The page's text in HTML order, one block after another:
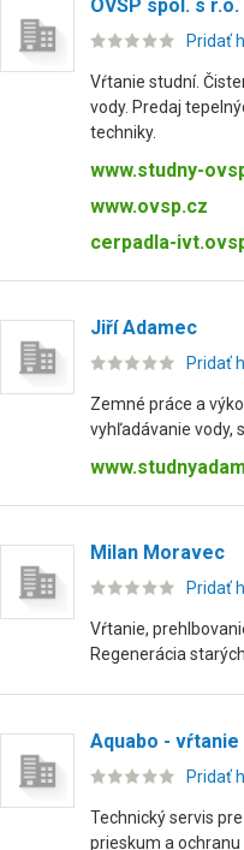
OVSP spol. s r.o.
Pridať
Vŕtanie studní.
vody. Predaj
techniky.
www.studny-
www.ovsp.cz
cerpadla-
Jiří Adamec
Pridať
Zemné práce a
vyhľadávanie vody,
Milan Moravec
Pridať
Vŕtanie,
Regenerácia
Aquabo -
Pridať
Technický servis
prieskum a